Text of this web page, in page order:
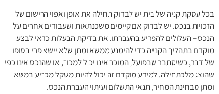
בכל עסקת קניה של בית יש לבדוק תחילה את אופן ואפוי הרישום של
הזכויות בנכס. יש לבדוק אם קיימים משכנתאות ושעבודים אחרים על
הנכס – העלולים להפריע בהעברתו. את בדיקת הבעלות כדאי לבצע
מוקדם בתהליך הקנייה כדי להימנע ממשא ומתן שלא יישא פרי בסופו
של דבר, כשיסתבר שבפועל, המוכר אינו יכול למכור, או שהנכס אינו כפי
שהוצג מלכתחילה. למידע מוקדם זה יכול להיות משקל מכריע במשא
ומתן מבחינת המחיר, תנאי התשלום ועיתוי העברת הנכס.